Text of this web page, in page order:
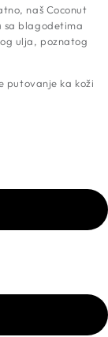
naš Coconut
sa blagodetima
ulja, poznatog
putovanje ka koži